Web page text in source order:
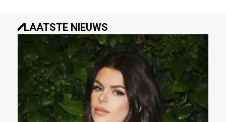
LAATSTE NIEUWS